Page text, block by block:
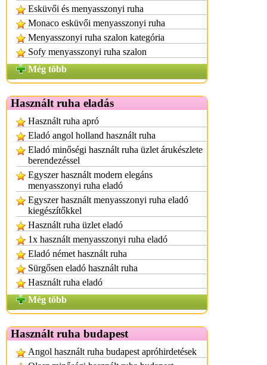
Esküvői és menyasszonyi ruha
Monaco esküvői menyasszonyi ruha
Menyasszonyi ruha szalon kategória
Sofy menyasszonyi ruha szalon
Még több
Használt ruha eladás
Használt ruha apró
Eladó angol holland használt ruha
Eladó minőségi használt ruha üzlet árukészlete
berendezéssel
Egyszer használt modern elegáns
menyasszonyi ruha eladó
Egyszer használt menyasszonyi ruha eladó
kiegészítőkkel
Használt ruha üzlet eladó
1x használt menyasszonyi ruha eladó
Eladó német használt ruha
Sürgősen eladó használt ruha
Használt ruha eladó
Még több
Használt ruha budapest
Angol használt ruha budapest apróhirdetések